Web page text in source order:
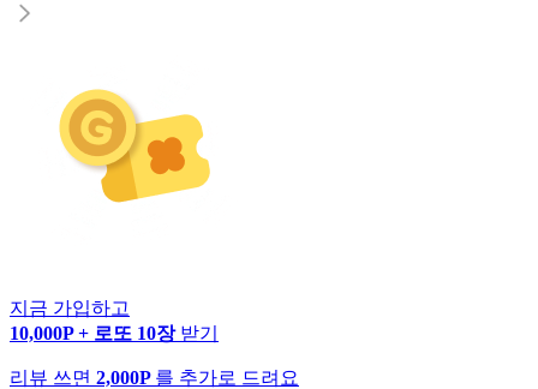
지금 가입하고
10,000P + 로또 10장 받기
리뷰 쓰면 2,000P 를 추가로 드려요